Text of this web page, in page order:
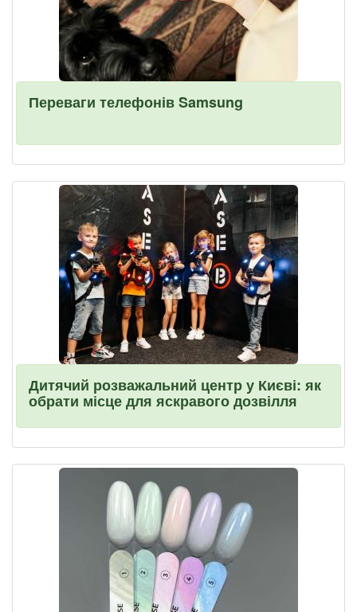
Переваги телефонів Samsung
Дитячий розважальний центр у Києві: як
обрати місце для яскравого дозвілля